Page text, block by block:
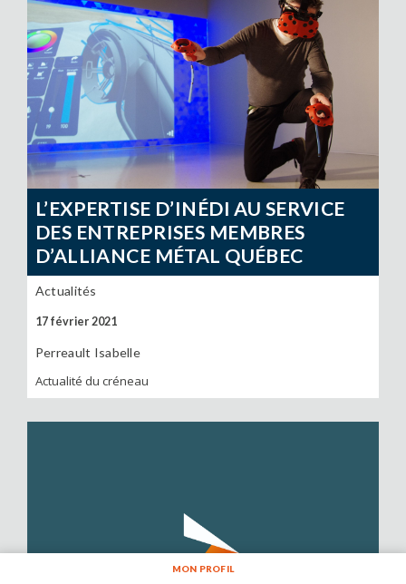
MON PROFIL
L’EXPERTISE D’INÉDI AU SERVICE
DES ENTREPRISES MEMBRES
D’ALLIANCE MÉTAL QUÉBEC
Actualités
17 février 2021
Perreault Isabelle
Actualité du créneau